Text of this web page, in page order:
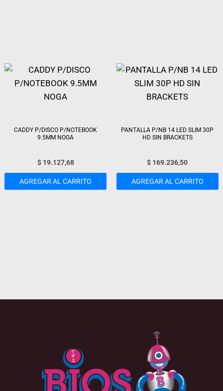
CADDY P/DISCO P/NOTEBOOK
9.5MM NOGA
$19.127,68
AGREGAR AL CARRITO
PANTALLA P/NB 14 LED SLIM 30P
HD SIN BRACKETS
$ 169.236,50
AGREGAR AL CARRITO